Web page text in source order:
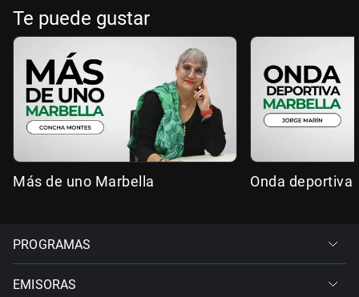
Te puede gustar
Más de uno Marbella Onda deportiva
PROGRAMAS
EMISORAS